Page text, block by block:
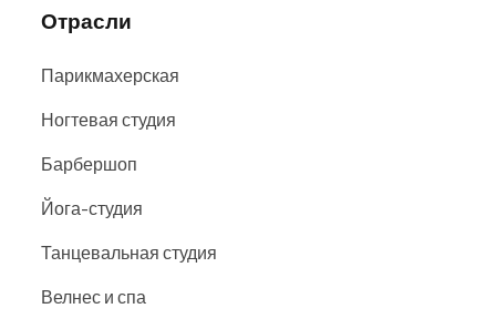
Отрасли
Парикмахерская
Ногтевая студия
Барбершоп
Йога-студия
Танцевальная студия
Велнес и спа